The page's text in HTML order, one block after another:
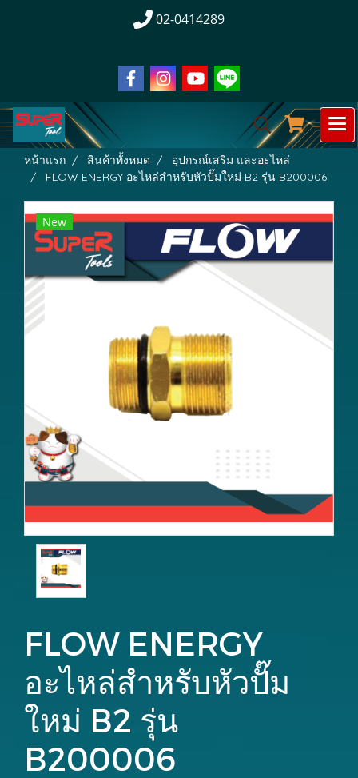
02-0414289
หน้าแรก สินค้าทั้งหมด
อุปกรณ์เสริม และอะไหล่
FLOW ENERGY อะไหล่สำหรับหัวปั๊มใหม่ B2 รุ่น B200006
New
FLOW ENERGY
อะไหล่สำหรับหัวปั๊ม
ใหม่ B2 รุ่น
B200006